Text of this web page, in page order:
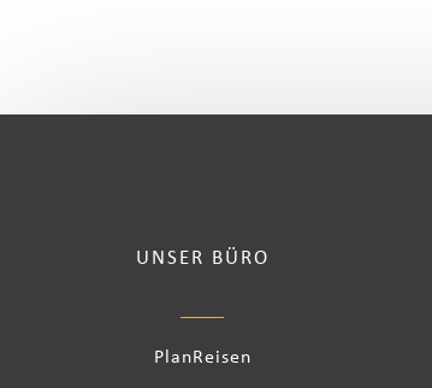
UNSER BÜRO
PlanReisen